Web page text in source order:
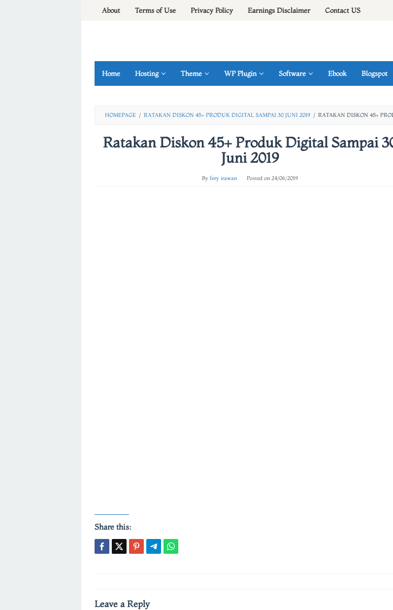
About Terms of Use Privacy Policy Earnings Disclaimer Contact US
Home Hosting Theme WP Plugin Software Ebook Blogspot
HOMEPAGE / RATAKAN DISKON 45+ PRODUK DIGITAL SAMPAI 30 JUNI 2019 / RATAKAN DISKON 45+
Ratakan Diskon 45+ Produk Digital Sampai
Juni 2019
By fery irawan Posted on 24/06/2019
Share this:
navigation
Leave a Reply